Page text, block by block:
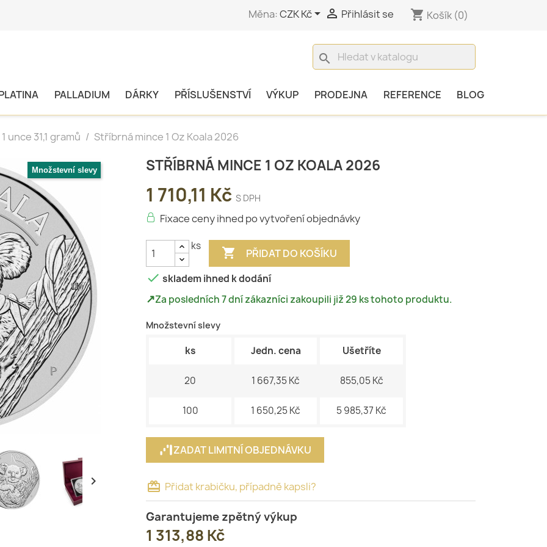
Měna:CZK Kč  Přihlásit se shopping_cart Košík (0)
search
PALLADIUM DÁRKY PŘÍSLUŠENSTVÍ VÝKUP PRODEJNA REFERENCE BLOG
1 unce 31,1 gramů Stříbrná mince 1 Oz Koala 2026
Množstevní slevy

STŘÍBRNÁ MINCE 1 OZ KOALA 2026
1 710,11 Kč S DPH
Fixace ceny ihned po vytvoření objednávky
ks  PŘIDAT DO KOŠÍKU
 skladem ihned k dodání
↗Za posledních 7 dní zákazníci zakoupili již 29 ks tohoto produktu.
Množstevní slevy
ks Jedn. cena Ušetříte
20 1 667,35 Kč 855,05 Kč
100 1 650,25 Kč 5 985,37 Kč
ZADAT LIMITNÍ OBJEDNÁVKU
card_giftcard Přidat krabičku, případně kapsli?
Garantujeme zpětný výkup
1 313,88 Kč